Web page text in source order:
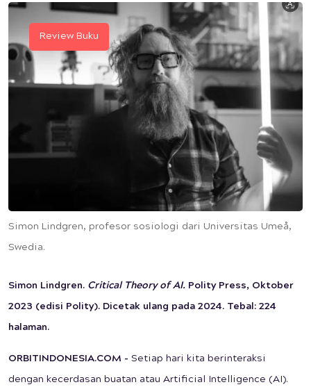
Simon Lindgren, profesor sosiologi dari Universitas Umeå,
Swedia.
Review Buku
Simon Lindgren. Critical Theory of AI. Polity Press, Oktober
2023 (edisi Polity). Dicetak ulang pada 2024. Tebal: 224
halaman.
ORBITINDONESIA.COM - Setiap hari kita berinteraksi
dengan kecerdasan buatan atau Artificial Intelligence (AI).